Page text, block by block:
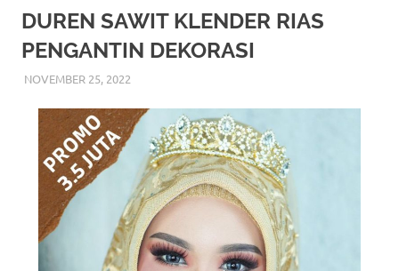
More
hints
rolex
replica.
website
https://www.watchesf.com
DUREN SAWIT KLENDER RIAS
PENGANTIN DEKORASI
NOVEMBER 25, 2022